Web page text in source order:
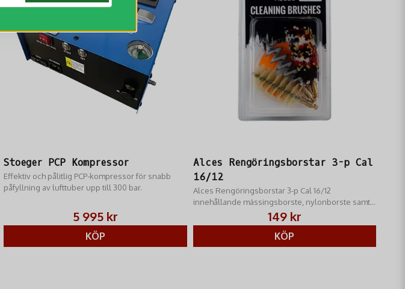
Säkra din precision med rätt montering. Beställ dina Nikko Stirling Match kikarsiktesfästen på
rmjakt.se idag.
Stoeger PCP Kompressor
Effektiv och pålitlig PCP-kompressor för snabb
påfyllning av lufttuber upp till 300 bar.
5 995 kr
KÖP
Alces Rengöringsborstar 3-p Cal
16/12
Alces Rengöringsborstar 3-p Cal 16/12
innehållande mässingsborste, nylonborste samt
149 kr
KÖP